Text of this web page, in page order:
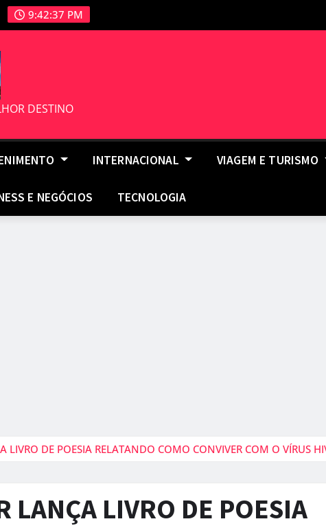
9:42:39 PM
DESTINO
INTERNACIONAL VIAGEM E TURISMO
E NEGÓCIOS TECNOLOGIA
LIVRO DE POESIA RELATANDO COMO CONVIVER COM O VÍRUS
LANÇA LIVRO DE POESIA